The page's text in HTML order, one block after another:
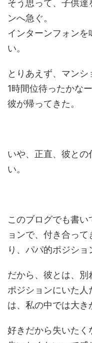
そう思って、子供達
ンへ急ぐ。
インターンフォン
い。
とりあえず、マンシ
1時間位待ったかなー
彼が帰ってきた。
いや、正直、彼と
い。
このブログでも書
ョンで、付き合っ
り、パパ的ポジショ
だから、彼とは、
ポジションにいた
は、私の中では大き
好きだから失いたく